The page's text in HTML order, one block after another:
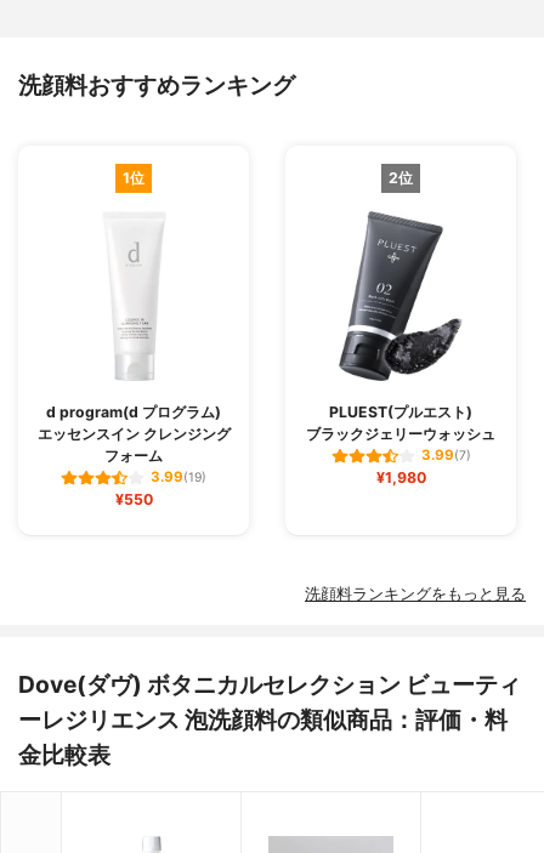
洗顔料おすすめランキング
1位
d program(d プログラム)
エッセンスイン クレンジング
フォーム
3.99(19)
¥550
2位
PLUEST(プルエスト)
ブラックジェリーウォッシュ
3.99(7)
¥1,980
洗顔料ランキングをもっと見る
Dove(ダヴ) ボタニカルセレクション ビューティ
ーレジリエンス 泡洗顔料の類似商品：評価・料
金比較表